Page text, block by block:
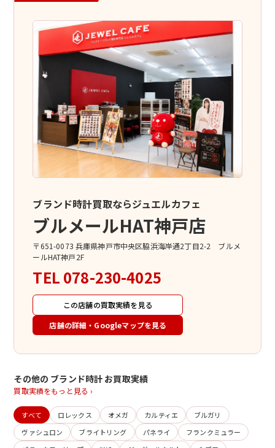
ブランド時計買取ならジュエルカフェ
ブルメールHAT神戸店
〒651-0073 兵庫県神戸市中央区脇浜海岸通2丁目2-2 ブルメ
ールHAT神戸2F
TEL 078-230-4025
この店舗の買取実績を見る
店舗の詳細・Googleマップを見る
その他の ブランド時計 お買取実績
買取実績をもっと見る ›
すべて ロレックス オメガ カルティエ
ブルガリ
ヴァシュロン
ブライトリング パネライ
フランクミュラー